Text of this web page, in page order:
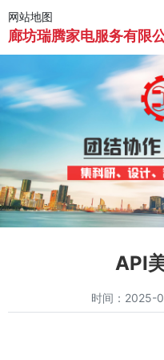
网站地图
廊坊瑞腾家电服务有限
API
时间：2025-